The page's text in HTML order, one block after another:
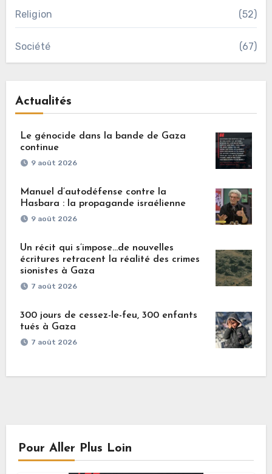
Religion (52)
Société (67)
Actualités
Le génocide dans la bande de Gaza
continue
9 août 2026
Manuel d’autodéfense contre la
Hasbara : la propagande israélienne
9 août 2026
Un récit qui s’impose…de nouvelles
écritures retracent la réalité des crimes
sionistes à Gaza
7 août 2026
300 jours de cessez-le-feu, 300 enfants
tués à Gaza
7 août 2026
Pour Aller Plus Loin